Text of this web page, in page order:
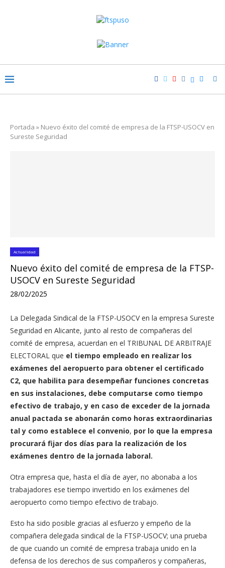
Portada » Nuevo éxito del comité de empresa de la FTSP-USOCV en
Sureste Seguridad
Actualidad
Nuevo éxito del comité de empresa de la FTSP-
USOCV en Sureste Seguridad
28/02/2025
La Delegada Sindical de la FTSP-USOCV en la empresa Sureste
Seguridad en Alicante, junto al resto de compañeras del
comité de empresa, acuerdan en el TRIBUNAL DE ARBITRAJE
ELECTORAL que el tiempo empleado en realizar los
exámenes del aeropuerto para obtener el certificado
C2, que habilita para desempeñar funciones concretas
en sus instalaciones, debe computarse como tiempo
efectivo de trabajo, y en caso de exceder de la jornada
anual pactada se abonarán como horas extraordinarias
tal y como establece el convenio, por lo que la empresa
procurará fijar dos días para la realización de los
exámenes dentro de la jornada laboral.
Otra empresa que, hasta el día de ayer, no abonaba a los
trabajadores ese tiempo invertido en los exámenes del
aeropuerto como tiempo efectivo de trabajo.
Esto ha sido posible gracias al esfuerzo y empeño de la
compañera delegada sindical de la FTSP-USOCV; una prueba
de que cuando un comité de empresa trabaja unido en la
defensa de los derechos de sus compañeros y compañeras,